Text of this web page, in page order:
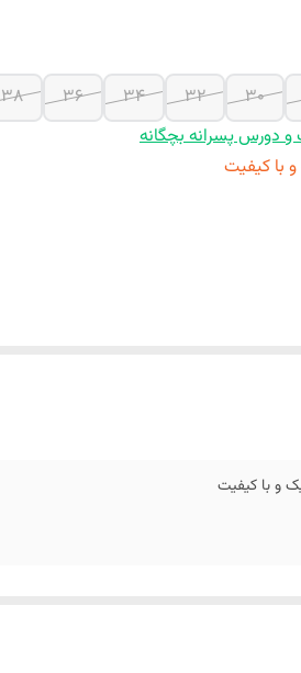
30
32
34
36
38
و دورس پسرانه بچگانه
با کیفیت
و با کیفیت